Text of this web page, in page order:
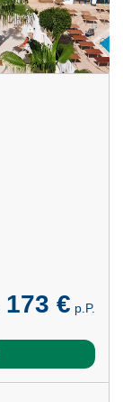
173 € p.P.